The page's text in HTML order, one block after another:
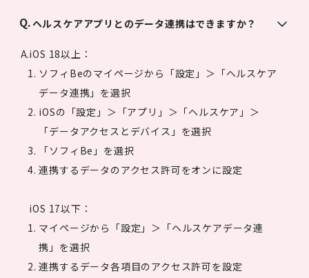
ヘルスケアアプリとのデータ連携はできますか？
iOS 18以上：
ソフィBeのマイページから「設定」＞「ヘルスケア
データ連携」を選択
iOSの「設定」＞「アプリ」＞「ヘルスケア」＞
「データアクセスとデバイス」を選択
「ソフィBe」を選択
連携するデータのアクセス許可をオンに設定
iOS 17以下：
マイページから「設定」＞「ヘルスケアデータ連
携」を選択
連携するデータ各項目のアクセス許可を設定